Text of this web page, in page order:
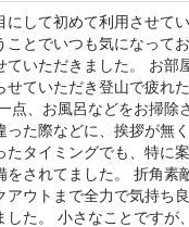
にして初めて利用させてい
ことでいつも気になって
ていただきました。 お部
せていただき登山で疲れ
点、お風呂などをお掃除
った際などに、挨拶が無
たタイミングでも、特に
をされてました。 折角素
アウトまで全力で気持ち
した。 小さなことですが